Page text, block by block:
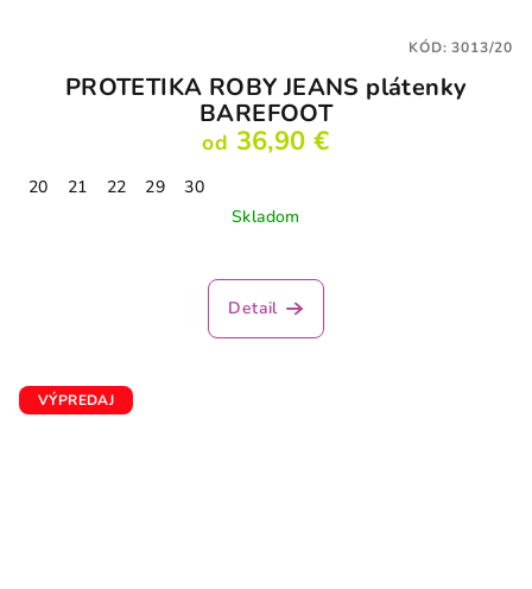
PROTETIKA ROBY JEANS plátenky
BAREFOOT
od 36,90 €
20 21 22 29
30
Skladom
Detail
KÓD:3013/20
VÝPREDAJ